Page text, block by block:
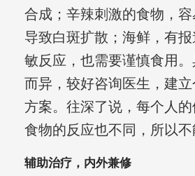
合成；辛辣刺激的食物，容
导致白斑扩散；海鲜，有
敏反应，也需要谨慎食用。
而异，较好咨询医生，建
方案。往深了说，每个人
食物的反应也不同，所以不
辅助治疗，内外兼修